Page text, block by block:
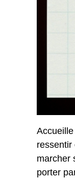
ressentir
marcher
porter